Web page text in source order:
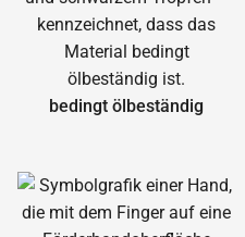
bedingt ölbeständig